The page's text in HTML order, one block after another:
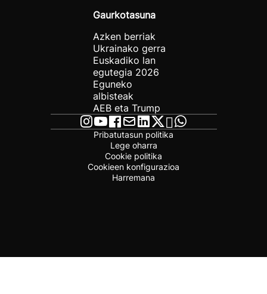
Gaurkotasuna
Azken berriak
Ukrainako gerra
Euskadiko lan
egutegia 2026
Eguneko
albisteak
AEB eta Trump
Pribatutasun politika
Lege oharra
Cookie politika
Cookieen konfigurazioa
Harremana